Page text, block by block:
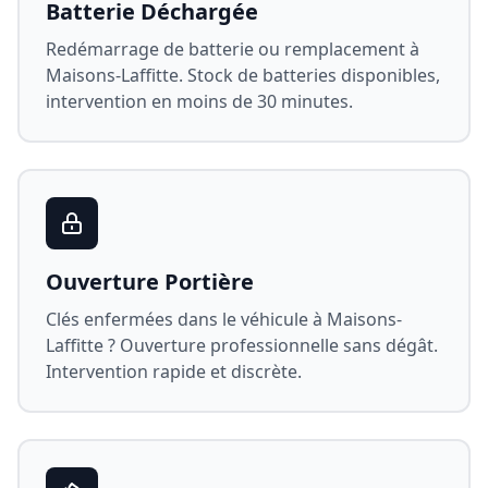
Batterie Déchargée
Redémarrage de batterie ou remplacement à
Maisons-Laffitte. Stock de batteries disponibles,
intervention en moins de 30 minutes.
Ouverture Portière
Clés enfermées dans le véhicule à Maisons-
Laffitte? Ouverture professionnelle sans dégât.
Intervention rapide et discrète.